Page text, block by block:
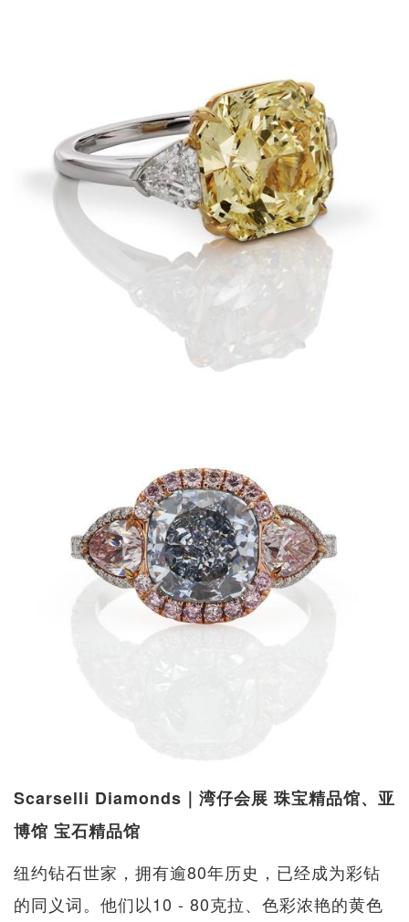
Scarselli Diamonds｜湾仔会展 珠宝精品馆、亚
博馆 宝石精品馆
纽约钻石世家，拥有逾80年历史，已经成为彩钻
的同义词。他们以10 - 80克拉、色彩浓艳的黄色